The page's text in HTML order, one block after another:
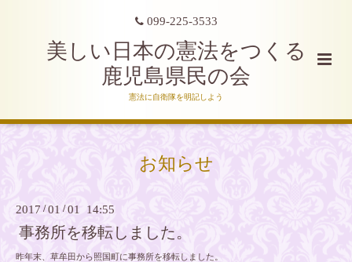
099-225-3533
美しい日本の憲法をつくる
鹿児島県民の会
憲法に自衛隊を明記しよう
お知らせ
2017 /01 /01 14:55
事務所を移転しました。
昨年末、草牟田から照国町に事務所を移転しました。